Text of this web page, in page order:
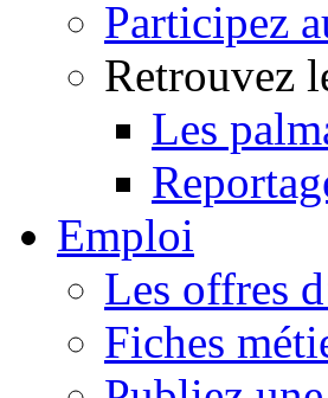
Participez
Retrouvez
Les
Emploi
Les offres
Fiches